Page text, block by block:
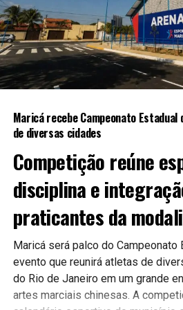
A expectativa é que as novas
uma gestão mais moderna e
mais a população do poder público.
Continue acompanhando a
notícias sobre inovação,
#Maricá #Tecnologia
#CidadeInteligente
Maricá recebe Campeonato Estadual
de diversas cidades
Competição reúne
disciplina e
praticantes da
Maricá será palco do Campeonato
evento que reunirá atletas de
do Rio de Janeiro em um grande
artes marciais chinesas. A